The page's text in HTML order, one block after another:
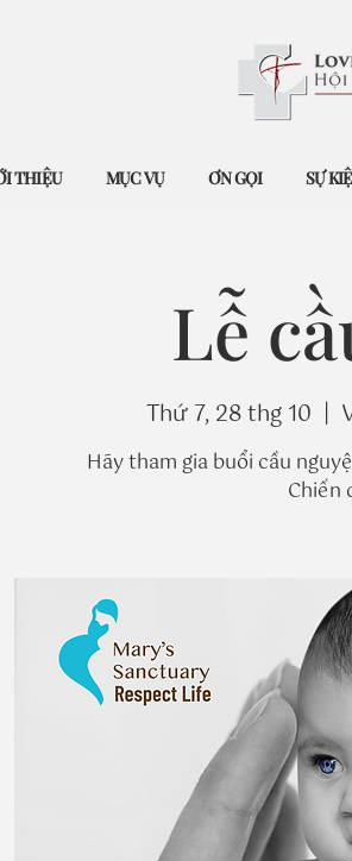
THIỆU MỤC VỤ ƠN GỌI SỰ
Lễ
Thứ 7, 28 thg 10
  |
Hãy tham gia buổi cầu
Chiến